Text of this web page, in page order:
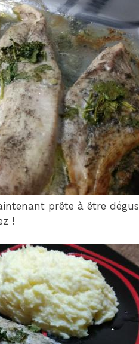
prête à être
!